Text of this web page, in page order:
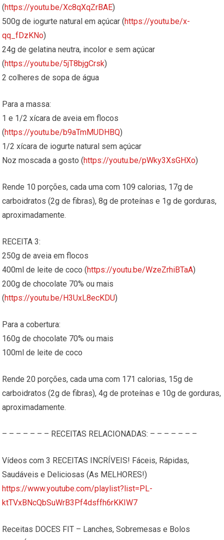
(https://youtu.be/Xc8qXqZrBAE)
500g de iogurte natural em açúcar (https://youtu.be/x-
qq_fDzKNo)
24g de gelatina neutra, incolor e sem açúcar
(https://youtu.be/5jT8bjgCrsk)
2 colheres de sopa de água
Para a massa:
1 e 1/2 xícara de aveia em flocos
(https://youtu.be/b9aTmMUDHBQ)
1/2 xícara de iogurte natural sem açúcar
Noz moscada a gosto (https://youtu.be/pWky3XsGHXo)
Rende 10 porções, cada uma com 109 calorias, 17g de
carboidratos (2g de fibras), 8g de proteínas e 1g de gorduras,
aproximadamente.
RECEITA 3:
250g de aveia em flocos
400ml de leite de coco (https://youtu.be/WzeZrhiBTaA)
200g de chocolate 70% ou mais
(https://youtu.be/H3UxL8ecKDU)
Para a cobertura:
160g de chocolate 70% ou mais
100ml de leite de coco
Rende 20 porções, cada uma com 171 calorias, 15g de
carboidratos (2g de fibras), 4g de proteínas e 10g de gorduras,
aproximadamente.
– – – – – – – RECEITAS RELACIONADAS: – – – – – – –
Vídeos com 3 RECEITAS INCRÍVEIS! Fáceis, Rápidas,
Saudáveis e Deliciosas (As MELHORES!)
https://www.youtube.com/playlist?list=PL-
ktTVxBNcQbSuWrB3Pf4dsffh6rKKIW7
Receitas DOCES FIT – Lanches, Sobremesas e Bolos